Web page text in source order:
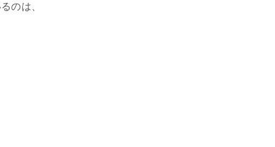
のは、